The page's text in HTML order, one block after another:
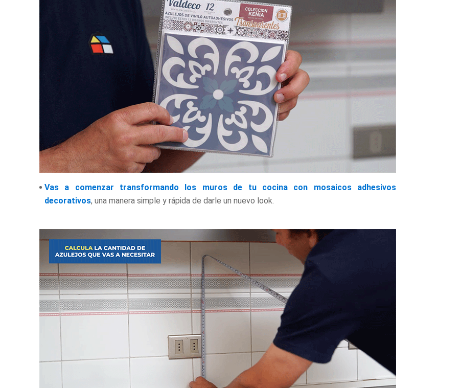
Vas a comenzar transformando los muros de tu cocina con mosaicos adhesivos
decorativos, una manera simple y rápida de darle un nuevo look.